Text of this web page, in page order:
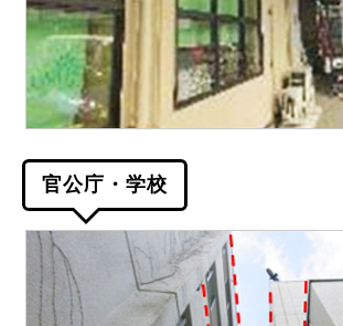
官公庁・学校